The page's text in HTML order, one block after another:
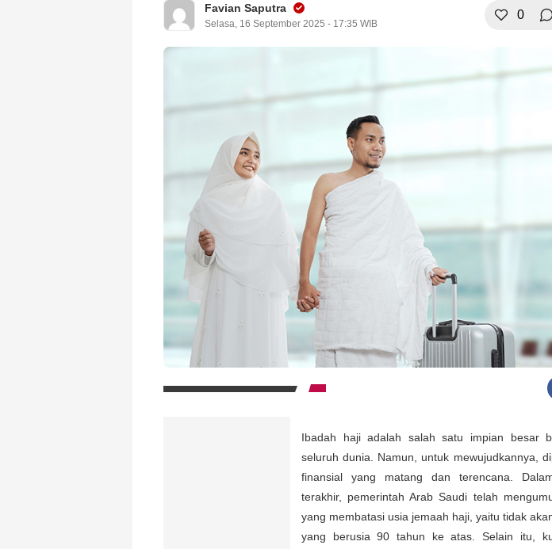
Favian Saputra
Selasa, 16 September 2025 - 17:35 WIB
0
Ibadah haji adalah salah satu impian besar
seluruh dunia. Namun, untuk mewujudkannya,
finansial yang matang dan terencana.
terakhir, pemerintah Arab Saudi telah
yang membatasi usia jemaah haji, yaitu tidak
yang berusia 90 tahun ke atas. Selain itu,